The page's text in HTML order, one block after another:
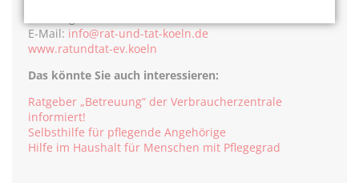
E-Mail: info@rat-und-tat-koeln.de
www.ratundtat-ev.koeln
Das könnte Sie auch interessieren:
Ratgeber „Betreuung“ der Verbraucherzentrale
informiert!
Selbsthilfe für pflegende Angehörige
Hilfe im Haushalt für Menschen mit Pflegegrad